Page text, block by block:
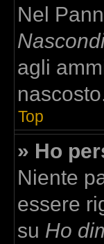
Nel
agli
Top
» Ho
Niente
essere
su Ho